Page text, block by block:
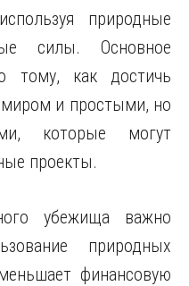
природные
силы. Основное
тому, как достичь
и простыми, но
которые могут
проекты.
убежища важно
природных
финансовую